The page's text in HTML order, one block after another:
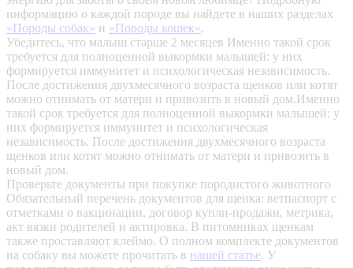
информацию о каждой породе вы найдете в наших разделах
«Породы собак» и «Породы кошек».
Убедитесь, что малыш старше 2 месяцев Именно такой срок
требуется для полноценной выкормки малышей: у них
формируется иммунитет и психологическая независимость.
После достижения двухмесячного возраста щенков или котят
можно отнимать от матери и привозить в новый дом.Именно
такой срок требуется для полноценной выкормки малышей: у
них формируется иммунитет и психологическая
независимость. После достижения двухмесячного возраста
щенков или котят можно отнимать от матери и привозить в
новый дом.
Проверьте документы при покупке породистого животного
Обязательный перечень документов для щенка: ветпаспорт с
отметками о вакцинации, договор купли-продажи, метрика,
акт вязки родителей и актировка. В питомниках щенкам
также проставляют клеймо. О полном комплекте документов
на собаку вы можете прочитать в нашей статье. У